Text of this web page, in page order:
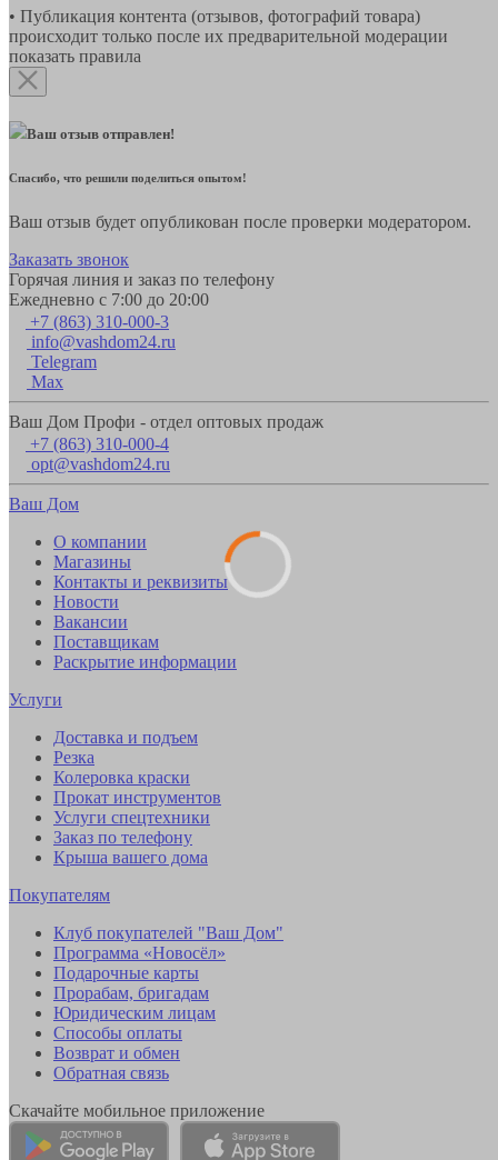
• Публикация контента (отзывов, фотографий товара)
происходит только после их предварительной модерации
показать правила
Ваш отзыв отправлен!
Спасибо, что решили поделиться опытом!
Ваш отзыв будет опубликован после проверки модератором.
Заказать звонок
Горячая линия и заказ по телефону
Ежедневно с 7:00 до 20:00
+7 (863) 310-000-3
info@vashdom24.ru
Telegram
Max
Ваш Дом Профи - отдел оптовых продаж
+7 (863) 310-000-4
opt@vashdom24.ru
Ваш Дом
О компании
Магазины
Контакты и реквизиты
Новости
Вакансии
Поставщикам
Раскрытие информации
Услуги
Доставка и подъем
Резка
Колеровка краски
Прокат инструментов
Услуги спецтехники
Заказ по телефону
Крыша вашего дома
Покупателям
Клуб покупателей "Ваш Дом"
Программа «Новосёл»
Подарочные карты
Прорабам, бригадам
Юридическим лицам
Способы оплаты
Возврат и обмен
Обратная связь
Скачайте мобильное приложение